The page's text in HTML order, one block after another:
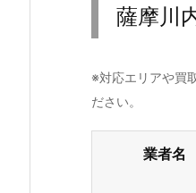
薩摩川
※対応エリアや買
ださい。
業者名